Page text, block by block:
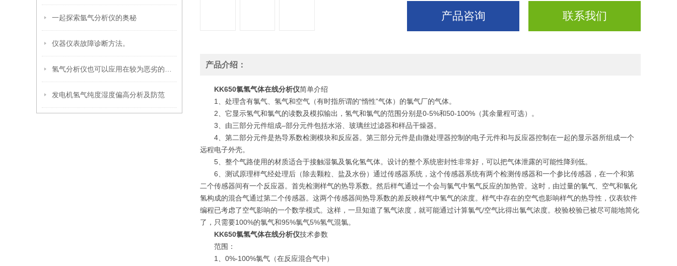
一起探索氩气分析仪的奥秘
仪器仪表故障诊断方法。
发电机氢气纯度湿度偏高分析及防范
产品咨询 联系我们
产品介绍：
KK650氯氢气体在线分析仪简单介绍
1、处理含有氯气、氢气和空气（有时指所谓的“惰性”气体）的氯气厂的气体。
2、它显示氢气和氯气的读数及模拟输出，氢气和氯气的范围分别是0-5%和50-100%（其余量程可选）。
3、由三部分元件组成–部分元件包括水浴、玻璃丝过滤器和样品干燥器。
4、第二部分元件是热导系数检测模块和反应器。第三部分元件是由微处理器控制的电子元件和与反应器控制在一起的显示器所组成一个
远程电子外壳。
5、整个气路使用的材质适合于接触湿氯及氯化氢气体。设计的整个系统密封性非常好，可以把气体泄露的可能性降到低。
6、测试原理样气经处理后（除去颗粒、盐及水份）通过传感器系统，这个传感器系统有两个检测传感器和一个参比传感器，在一个和第
二个传感器间有一个反应器。首先检测样气的热导系数。然后样气通过一个会与氯气中氢气反应的加热管。这时，由过量的氯气、空气和氯化
氢构成的混合气通过第二个传感器。这两个传感器间热导系数的差反映样气中氢气的浓度。样气中存在的空气也影响样气的热导性，仪表软件
编程已考虑了空气影响的一个数学模式。这样，一旦知道了氢气浓度，就可能通过计算氯气/空气比得出氯气浓度。校验校验已被尽可能地简化
了，只需要100%的氯气和95%氯气5%氢气混氯。
KK650氯氢气体在线分析仪技术参数
范围：
1、0%-100%氯气（在反应混合气中）